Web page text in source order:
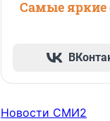
Самые яркие
Новости СМИ2